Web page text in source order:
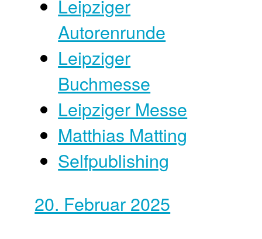
Leipziger
Autorenrunde
Leipziger
Buchmesse
Leipziger Messe
Matthias Matting
Selfpublishing
20. Februar 2025